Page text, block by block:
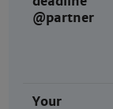
@partner
Your